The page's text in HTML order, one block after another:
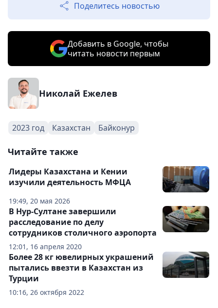
Поделитесь новостью
Добавить в Google, чтобы
читать новости первым
Николай Ежелев
2023 год Казахстан Байконур
Читайте также
19:49, 20 мая 2026
Лидеры Казахстана и Кении
изучили деятельность МФЦА
12:01, 16 апреля 2020
В Нур-Султане завершили
расследование по делу
сотрудников столичного аэропорта
10:16, 26 октября 2022
Более 28 кг ювелирных украшений
пытались ввезти в Казахстан из
Турции